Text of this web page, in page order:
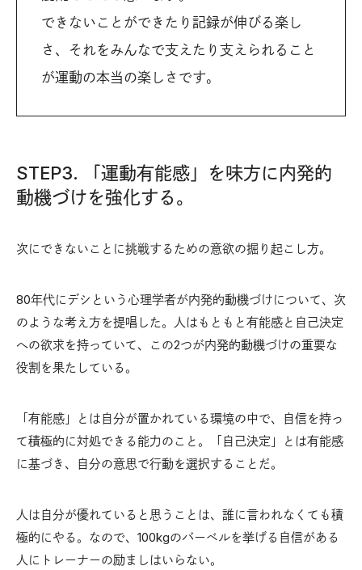
できないことができたり記録が伸びる楽し
さ、それをみんなで支えたり支えられること
が運動の本当の楽しさです。
STEP3. 「運動有能感」を味方に内発的
動機づけを強化する。
次にできないことに挑戦するための意欲の掘り起こし方。
80年代にデシという心理学者が内発的動機づけについて、次
のような考え方を提唱した。人はもともと有能感と自己決定
への欲求を持っていて、この2つが内発的動機づけの重要な
役割を果たしている。
「有能感」とは自分が置かれている環境の中で、自信を持っ
て積極的に対処できる能力のこと。「自己決定」とは有能感
に基づき、自分の意思で行動を選択することだ。
人は自分が優れていると思うことは、誰に言われなくても積
極的にやる。なので、100kgのバーベルを挙げる自信がある
人にトレーナーの励ましはいらない。